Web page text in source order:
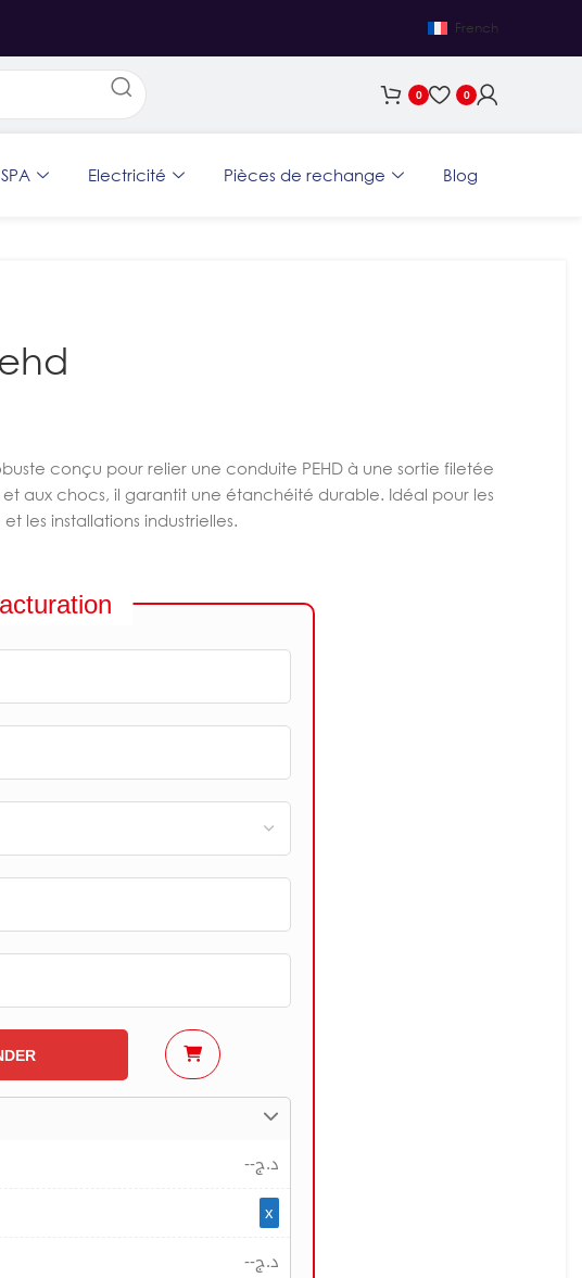
French
0 0
Electricité Pièces de rechange Blog
conçu pour relier une conduite PEHD à une sortie filetée
et aux chocs, il garantit une étanchéité durable. Idéal pour les
les installations industrielles.
--د.ج
x
--د.ج